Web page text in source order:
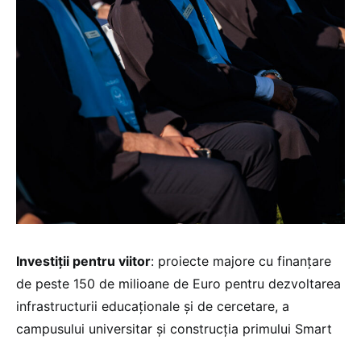
Investiții pentru viitor: proiecte majore cu finanțare
de peste 150 de milioane de Euro pentru dezvoltarea
infrastructurii educaționale și de cercetare, a
campusului universitar și construcția primului Smart